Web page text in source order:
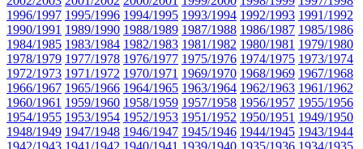
1996/1997 1995/1996 1994/1995 1993/1994 1992/1993 1991/1992
1990/1991 1989/1990 1988/1989 1987/1988 1986/1987 1985/1986
1984/1985 1983/1984 1982/1983 1981/1982 1980/1981 1979/1980
1978/1979 1977/1978 1976/1977 1975/1976 1974/1975 1973/1974
1972/1973 1971/1972 1970/1971 1969/1970 1968/1969 1967/1968
1966/1967 1965/1966 1964/1965 1963/1964 1962/1963 1961/1962
1960/1961 1959/1960 1958/1959 1957/1958 1956/1957 1955/1956
1954/1955 1953/1954 1952/1953 1951/1952 1950/1951 1949/1950
1948/1949 1947/1948 1946/1947 1945/1946 1944/1945 1943/1944
1942/1943 1941/1942 1940/1941 1939/1940 1935/1936 1934/1935